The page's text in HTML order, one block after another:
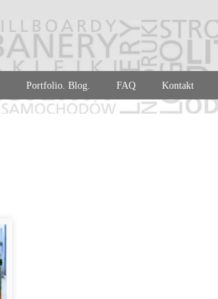
Portfolio. Blog. FAQ Kontakt